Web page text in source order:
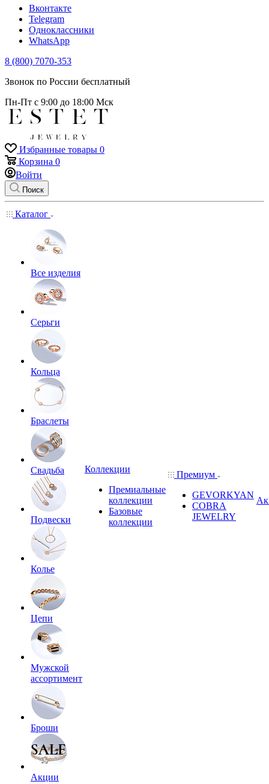
Вконтакте
Telegram
Одноклассники
WhatsApp
8 (800) 7070-353
Звонок по России бесплатный
Пн-Пт с 9:00 до 18:00 Мск
Избранные товары 0
Корзина 0
Войти
Поиск
Каталог
Все изделия
Серьги
Кольца
Браслеты
Свадьба
Подвески
Колье
Цепи
Мужской
ассортимент
Броши
Акции
Коллекции
Премиальные
коллекции
Базовые
коллекции
Премиум
GEVORKYAN
COBRA
JEWELRY